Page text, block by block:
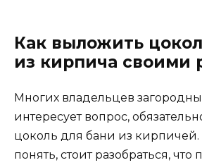
Как выложить
из кирпича своими
Многих владельцев
интересует вопрос,
цоколь для бани из кирпичей.
понять, стоит разобраться, что